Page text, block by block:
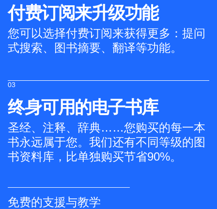
付费订阅来升级功能
您可以选择付费订阅来获得更多：提问
式搜索、图书摘要、翻译等功能。
03
终身可用的电子书库
圣经、注释、辞典……您购买的每一本
书永远属于您。我们还有不同等级的图
书资料库，比单独购买节省90%。
免费的支援与教学